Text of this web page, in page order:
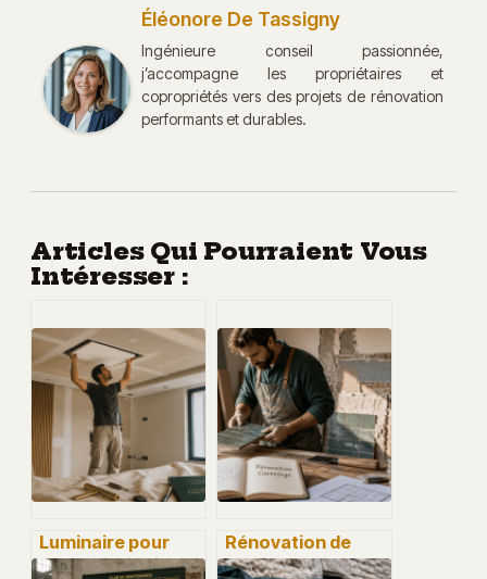
Éléonore De Tassigny
Ingénieure conseil passionnée,
j’accompagne les propriétaires et
copropriétés vers des projets de rénovation
performants et durables.
Articles Qui Pourraient Vous
Intéresser :
Luminaire pour
faux plafond :
Rénovation de
carrelage : 4